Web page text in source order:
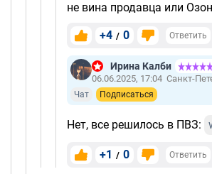
не вина продавца или
+4 / 0 Ответить
Ирина Калби
06.06.2025, 17:04 Санкт-
Чат Подписаться
Нет, все решилось в ПВЗ:
+1 / 0 Ответить